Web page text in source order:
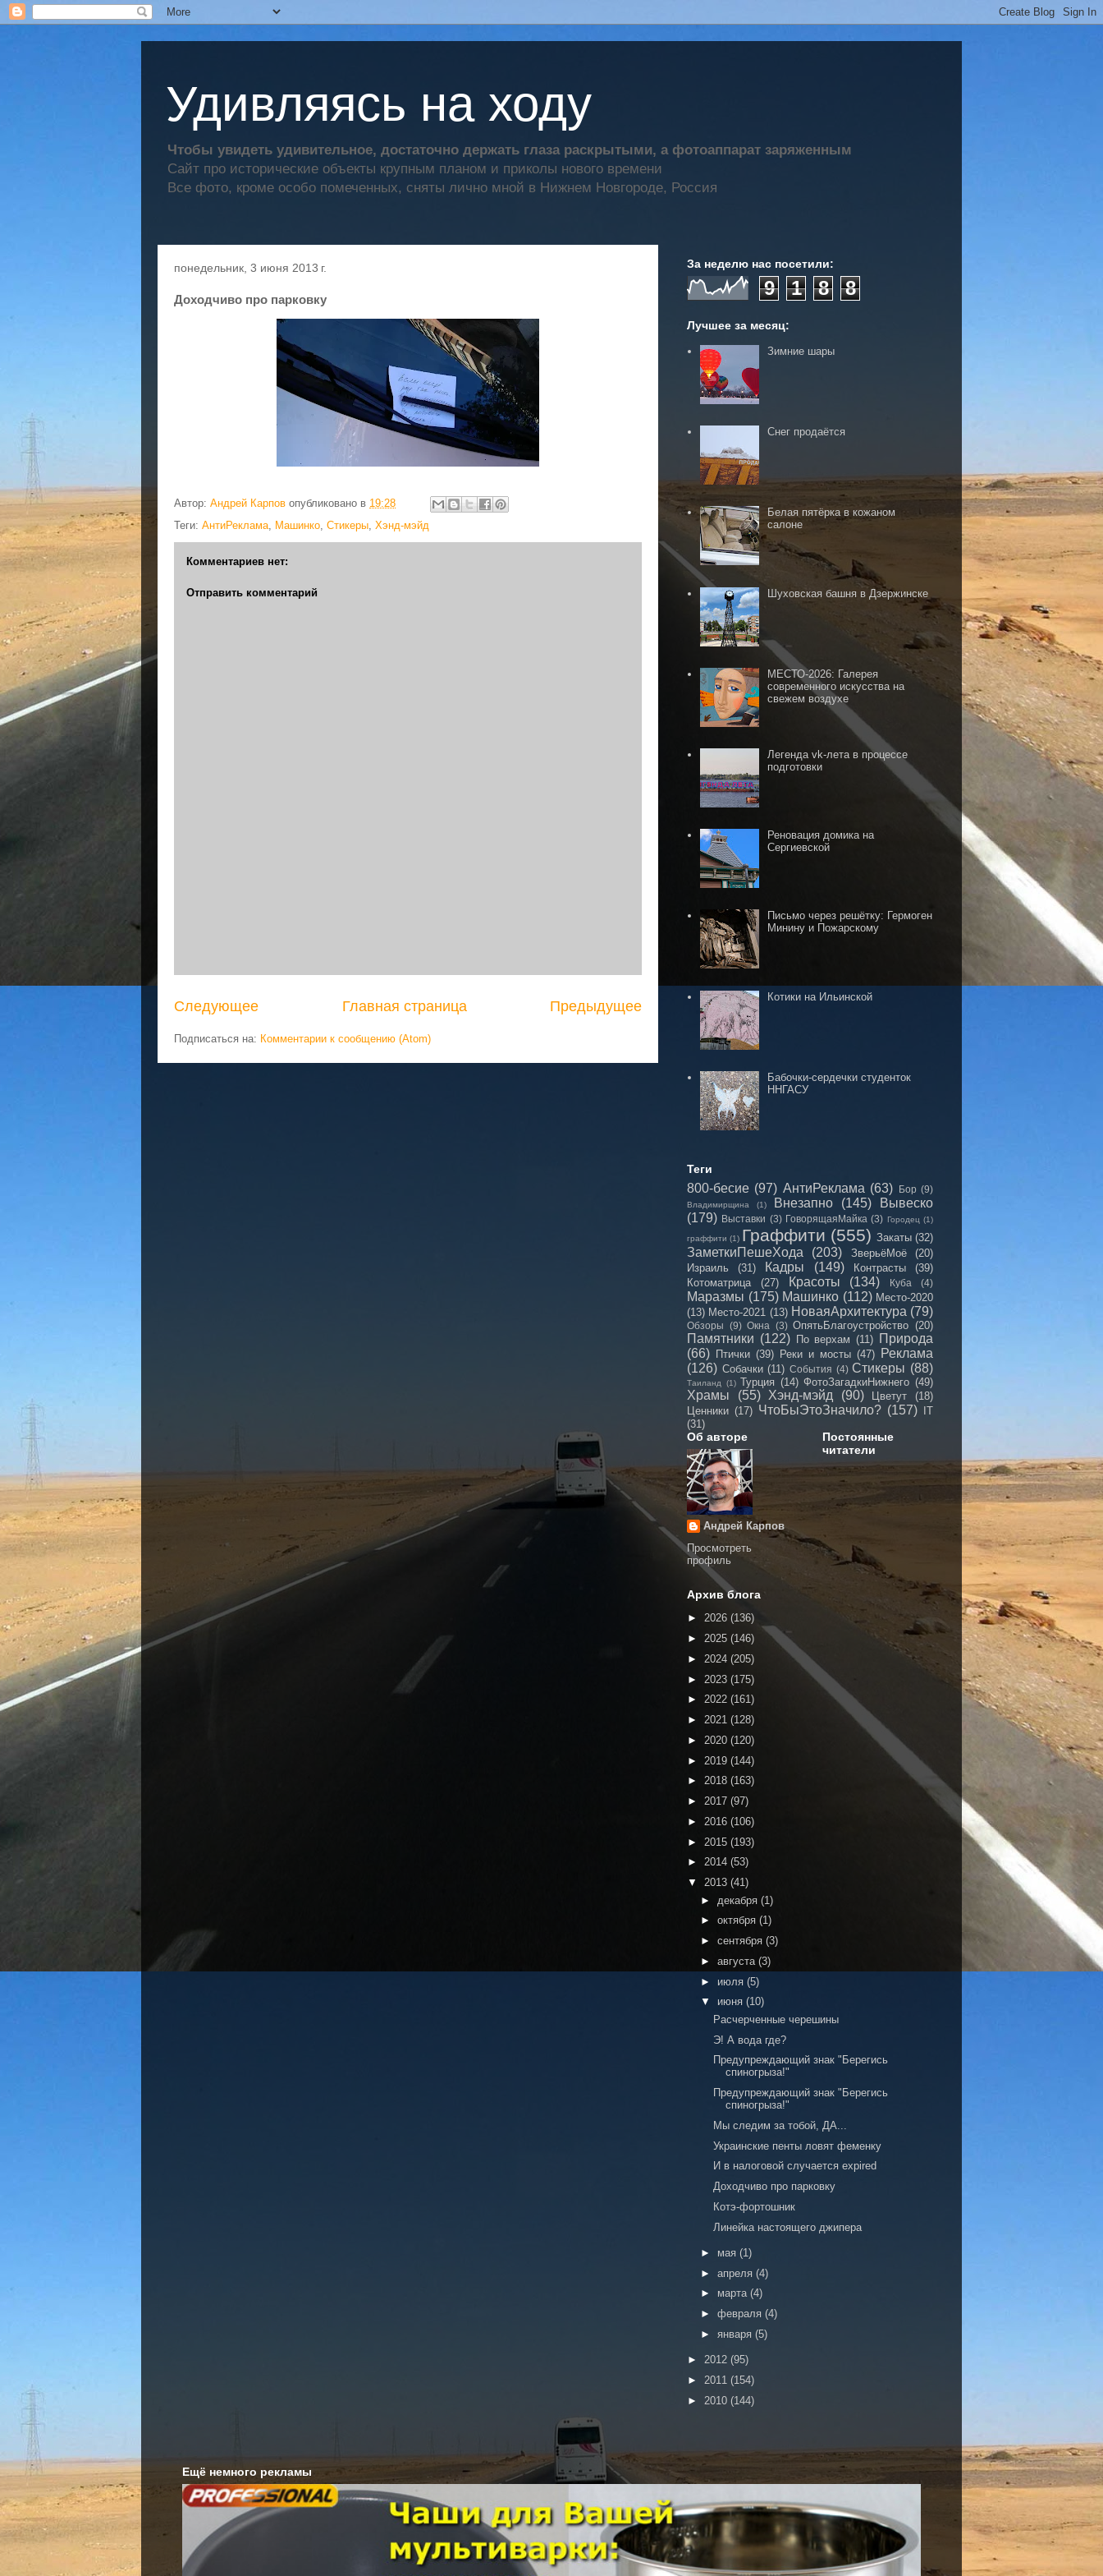
Удивляясь на ходу
Чтобы увидеть удивительное, достаточно держать глаза раскрытыми, а фотоаппарат заряженным
Сайт про исторические объекты крупным планом и приколы нового времени
Все фото, кроме особо помеченных, сняты лично мной в Нижнем Новгороде, Россия
понедельник, 3 июня 2013 г.
Доходчиво про парковку
Автор: Андрей Карпов опубликовано в 19:28
Теги: АнтиРеклама, Машинко, Стикеры, Хэнд-мэйд
Комментариев нет:
Отправить комментарий
Следующее Предыдущее
Главная страница
Подписаться на: Комментарии к сообщению (Atom)
За неделю нас посетили:
9 1 8 8
Лучшее за месяц:
Зимние шары
Снег продаётся
Белая пятёрка в кожаном
салоне
Шуховская башня в Дзержинске
МЕСТО-2026: Галерея
современного искусства на
свежем воздухе
Легенда vk-лета в процессе
подготовки
Реновация домика на
Сергиевской
Письмо через решётку: Гермоген
Минину и Пожарскому
Котики на Ильинской
Бабочки-сердечки студенток
ННГАСУ
Теги
800-бесие (97) АнтиРеклама (63) Бор (9)
Владимирщина (1) Внезапно (145)
Вывеско
(179) Выставки (3) ГоворящаяМайка (3) Городец (1)
граффити (1) Граффити (555) Закаты (32)
ЗаметкиПешеХода (203) ЗверьёМоё
(20)
Израиль
(31) Кадры (149) Контрасты
(39)
Котоматрица
(27) Красоты (134) Куба (4)
Маразмы (175) Машинко (112) Место-2020
(13) Место-2021 (13) НоваяАрхитектура (79)
Обзоры (9) Окна (3) ОпятьБлагоустройство (20)
Памятники (122) По верхам (11) Природа
(66) Птички (39) Реки и мосты (47) Реклама
(126) Собачки (11) События (4) Стикеры (88)
Таиланд (1) Турция (14) ФотоЗагадкиНижнего (49)
Храмы (55) Хэнд-мэйд (90) Цветут
(18)
Ценники (17) ЧтоБыЭтоЗначило? (157)
IT
(31)
Об авторе
Андрей Карпов
Просмотреть
профиль
Постоянные
читатели
Архив блога
► 2026 (136)
► 2025 (146)
► 2024 (205)
► 2023 (175)
► 2022 (161)
► 2021 (128)
► 2020 (120)
► 2019 (144)
► 2018 (163)
► 2017 (97)
► 2016 (106)
► 2015 (193)
► 2014 (53)
▼ 2013 (41)
► декабря (1)
► октября (1)
► сентября (3)
► августа (3)
► июля (5)
▼ июня (10)
Расчерченные черешины
Э! А вода где?
Предупреждающий знак "Берегись
спиногрыза!"
Предупреждающий знак "Берегись
спиногрыза!"
Мы следим за тобой, ДА...
Украинские пенты ловят феменку
И в налоговой случается expired
Доходчиво про парковку
Котэ-фортошник
Линейка настоящего джипера
► мая (1)
► апреля (4)
► марта (4)
► февраля (4)
► января (5)
► 2012 (95)
► 2011 (154)
► 2010 (144)
Ещё немного рекламы